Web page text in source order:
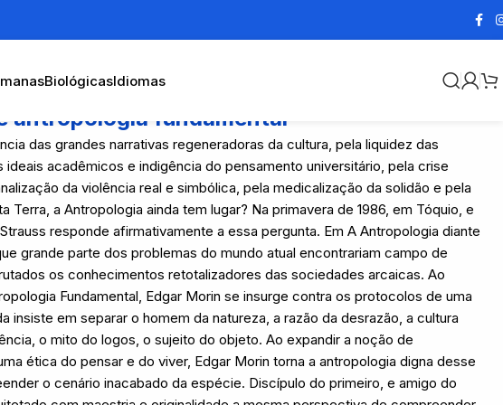
BiológicasIdiomas
antropologia fundamental
das grandes narrativas regeneradoras da cultura, pela liquidez das
acadêmicos e indigência do pensamento universitário, pela crise
da violência real e simbólica, pela medicalização da solidão e pela
a Antropologia ainda tem lugar? Na primavera de 1986, em Tóquio, e
responde afirmativamente a essa pergunta. Em A Antropologia diante
grande parte dos problemas do mundo atual encontrariam campo de
os conhecimentos retotalizadores das sociedades arcaicas. Ao
Fundamental, Edgar Morin se insurge contra os protocolos de uma
insiste em separar o homem da natureza, a razão da desrazão, a cultura
o mito do logos, o sujeito do objeto. Ao expandir a noção de
ética do pensar e do viver, Edgar Morin torna a antropologia digna desse
o cenário inacabado da espécie. Discípulo do primeiro, e amigo do